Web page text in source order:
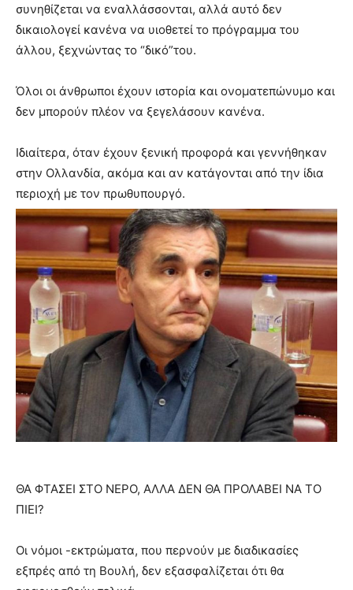
συνηθίζεται να εναλλάσσονται, αλλά αυτό δεν
δικαιολογεί κανένα να υιοθετεί το πρόγραμμα του
άλλου, ξεχνώντας το “δικό”του.
Όλοι οι άνθρωποι έχουν ιστορία και ονοματεπώνυμο και
δεν μπορούν πλέον να ξεγελάσουν κανένα.
Ιδιαίτερα, όταν έχουν ξενική προφορά και γεννήθηκαν
στην Ολλανδία, ακόμα και αν κατάγονται από την ίδια
περιοχή με τον πρωθυπουργό.
ΘΑ ΦΤΑΣΕΙ ΣΤΟ ΝΕΡΟ, ΑΛΛΑ ΔΕΝ ΘΑ ΠΡΟΛΑΒΕΙ ΝΑ ΤΟ
ΠΙΕΙ?
Οι νόμοι -εκτρώματα, που περνούν με διαδικασίες
εξπρές από τη Βουλή, δεν εξασφαλίζεται ότι θα